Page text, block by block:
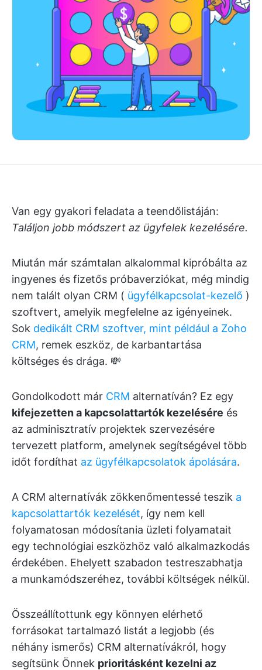
Van egy gyakori feladata a teendőlistáján:
Találjon jobb módszert az ügyfelek kezelésére.
Miután már számtalan alkalommal kipróbálta az
ingyenes és fizetős próbaverziókat, még mindig
nem talált olyan CRM ( ügyfélkapcsolat-kezelő )
szoftvert, amelyik megfelelne az igényeinek.
Sok dedikált CRM szoftver, mint például a Zoho
CRM, remek eszköz, de karbantartása
költséges és drága. 💸
Gondolkodott már CRM alternatíván? Ez egy
kifejezetten a kapcsolattartók kezelésére és
az adminisztratív projektek szervezésére
tervezett platform, amelynek segítségével több
időt fordíthat az ügyfélkapcsolatok ápolására.
A CRM alternatívák zökkenőmentessé teszik a
kapcsolattartók kezelését, így nem kell
folyamatosan módosítania üzleti folyamatait
egy technológiai eszközhöz való alkalmazkodás
érdekében. Ehelyett szabadon testreszabhatja
a munkamódszeréhez, további költségek nélkül.
Összeállítottunk egy könnyen elérhető
forrásokat tartalmazó listát a legjobb (és
néhány ismerős) CRM alternatívákról, hogy
segítsünk Önnek prioritásként kezelni az